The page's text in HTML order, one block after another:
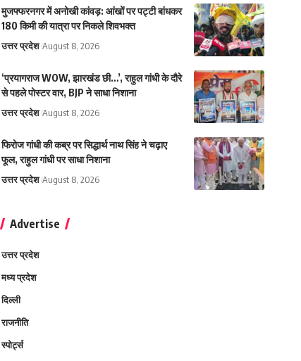
मुजफ्फरनगर में अनोखी कांवड़: आंखों पर पट्टी बांधकर
180 किमी की यात्रा पर निकले शिवभक्त
उत्तर प्रदेश August 8, 2026
‘प्रयागराज WOW, झारखंड छी…’, राहुल गांधी के दौरे
से पहले पोस्टर वार, BJP ने साधा निशाना
उत्तर प्रदेश August 8, 2026
फिरोज गांधी की कब्र पर सिद्धार्थ नाथ सिंह ने चढ़ाए
फूल, राहुल गांधी पर साधा निशाना
उत्तर प्रदेश August 8, 2026
Advertise
उत्तर प्रदेश
मध्य प्रदेश
दिल्ली
राजनीति
स्पोर्ट्स